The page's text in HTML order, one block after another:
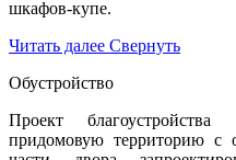
шкафов-купе.
Читать далее Свернуть
Обустройство
Проект благоустройства
придомовую территорию с